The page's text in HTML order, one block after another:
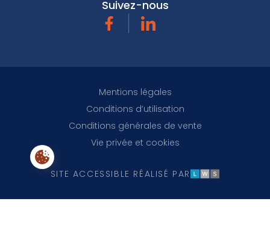
Suivez-nous
FacebookLinkedin
Mentions légales
Conditions d’utilisation
Conditions générales de vente
Vie privée et cookies
SITE ACCESSIBLE RÉALISÉ PARLWS
Paramètres des cookies